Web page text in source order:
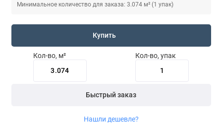
Минимальное количество для заказа: 3.074 м² (1 упак)
Купить
Кол-во, м² Кол-во, упак
Быстрый заказ
Нашли дешевле?